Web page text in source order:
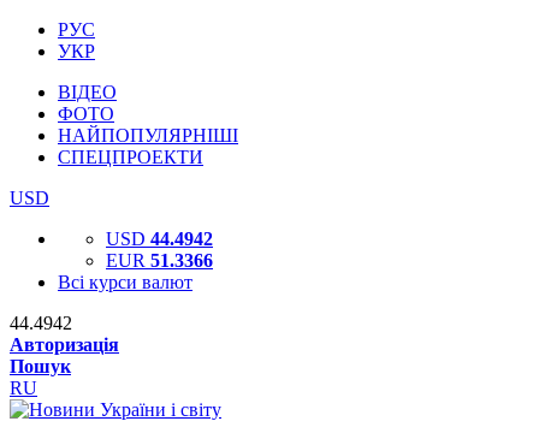
РУС
УКР
ВІДЕО
ФОТО
НАЙПОПУЛЯРНІШІ
СПЕЦПРОЕКТИ
USD
USD 44.4942
EUR 51.3366
Всі курси валют
44.4942
Авторизація
Пошук
RU